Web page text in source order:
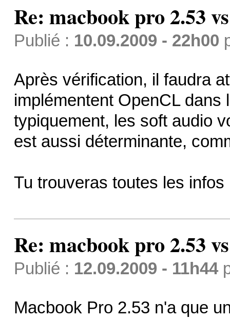
Re: macbook pro 2.53
Publié : 10.09.2009 - 22h00
Après vérification, il faudra
implémentent OpenCL
typiquement, les soft audio
est aussi déterminante,
Tu trouveras toutes les
Re: macbook pro 2.53
Publié : 12.09.2009 - 11h44
Macbook Pro 2.53 n'a que